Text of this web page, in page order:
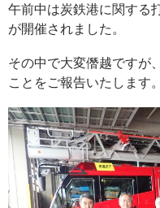
午前中は炭鉄港に関する
が開催されました。
その中で大変僭越ですが
ことをご報告いたします。